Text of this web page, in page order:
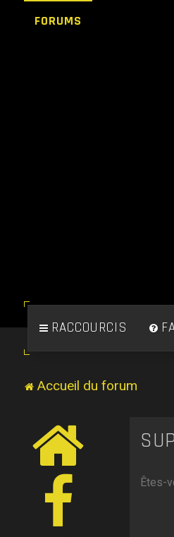
FORUMS
RACCOURCIS
Accueil du forum
Êtes-